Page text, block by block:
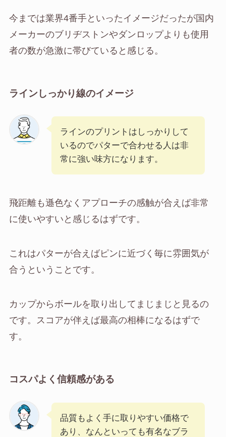
今までは業界4番手といったイメージだったが国内
メーカーのブリヂストンやダンロップよりも使用
者の数が急激に帯びていると感じる。
ラインしっかり線のイメージ
ラインのプリントはしっかりして
いるのでパターで合わせる人は非
常に強い味方になります。
飛距離も遜色なくアプローチの感触が合えば非常
に使いやすいと感じるはずです。
これはパターが合えばピンに近づく毎に雰囲気が
合うということです。
カップからボールを取り出してまじまじと見るの
です。スコアが伴えば最高の相棒になるはずで
す。
コスパよく信頼感がある
品質もよく手に取りやすい価格で
あり、なんといっても有名なブラ